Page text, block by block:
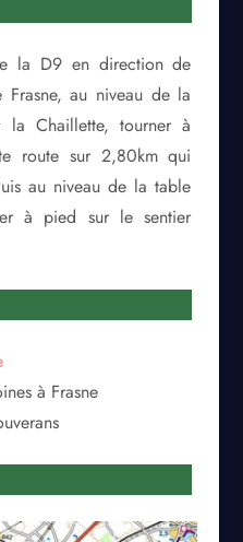
la D9 en direction de
au niveau de la
Chaillette, tourner à
route sur 2,80km qui
au niveau de la table
à pied sur le sentier
à Frasne